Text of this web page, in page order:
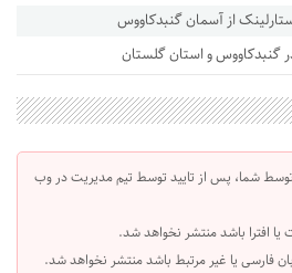
از آسمان گنبدکاووس
گنبدکاووس و استان گلستان
شما، پس از تایید توسط تیم مدیریت در وب
افترا باشد منتشر نخواهد شد.
فارسی یا غیر مرتبط باشد منتشر نخواهد شد.